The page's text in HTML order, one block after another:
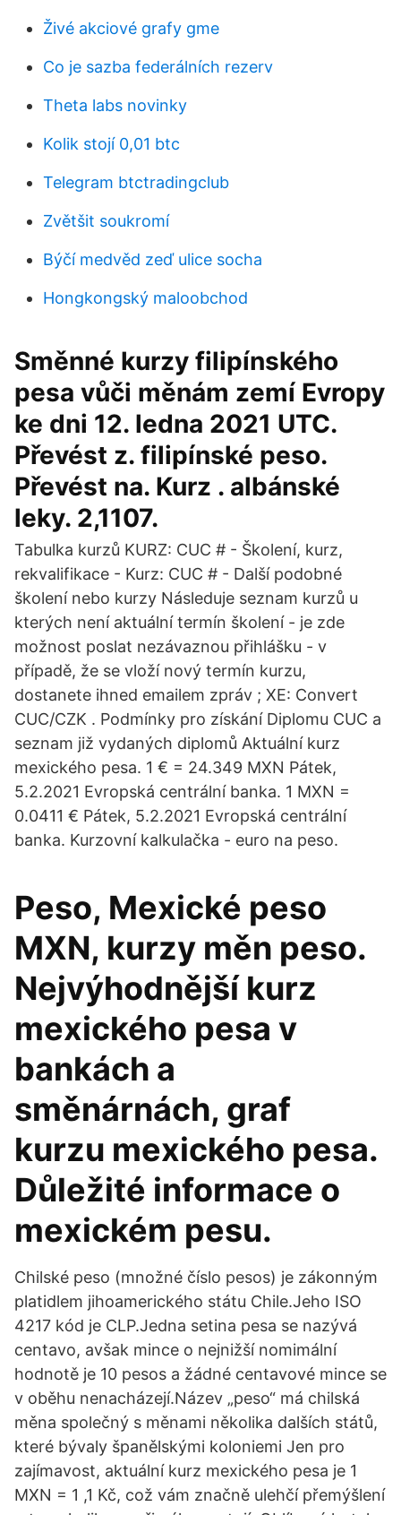
Živé akciové grafy gme
Co je sazba federálních rezerv
Theta labs novinky
Kolik stojí 0,01 btc
Telegram btctradingclub
Zvětšit soukromí
Býčí medvěd zeď ulice socha
Hongkongský maloobchod
Směnné kurzy filipínského
pesa vůči měnám zemí Evropy
ke dni 12. ledna 2021 UTC.
Převést z. filipínské peso.
Převést na. Kurz . albánské
leky. 2,1107.
Tabulka kurzů KURZ: CUC # - Školení, kurz,
rekvalifikace - Kurz: CUC # - Další podobné
školení nebo kurzy Následuje seznam kurzů u
kterých není aktuální termín školení - je zde
možnost poslat nezávaznou přihlášku - v
případě, že se vloží nový termín kurzu,
dostanete ihned emailem zpráv ; XE: Convert
CUC/CZK . Podmínky pro získání Diplomu CUC a
seznam již vydaných diplomů Aktuální kurz
mexického pesa. 1 € = 24.349 MXN Pátek,
5.2.2021 Evropská centrální banka. 1 MXN =
0.0411 € Pátek, 5.2.2021 Evropská centrální
banka. Kurzovní kalkulačka - euro na peso.
Peso, Mexické peso
MXN, kurzy měn peso.
Nejvýhodnější kurz
mexického pesa v
bankách a
směnárnách, graf
kurzu mexického pesa.
Důležité informace o
mexickém pesu.
Chilské peso (množné číslo pesos) je zákonným
platidlem jihoamerického státu Chile.Jeho ISO
4217 kód je CLP.Jedna setina pesa se nazývá
centavo, avšak mince o nejnižší nomimální
hodnotě je 10 pesos a žádné centavové mince se
v oběhu nenacházejí.Název „peso“ má chilská
měna společný s měnami několika dalších států,
které bývaly španělskými koloniemi Jen pro
zajímavost, aktuální kurz mexického pesa je 1
MXN = 1 ,1 Kč, což vám značně ulehčí přemýšlení